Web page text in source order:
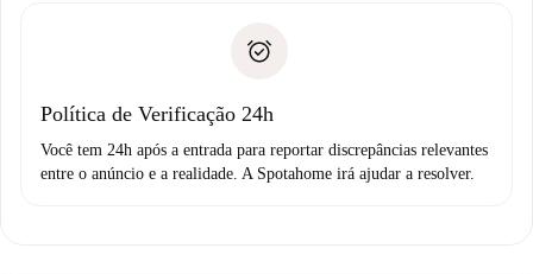
Débito direto bancário
não comunicar nenhum problema.
Política de Verificação 24h
Você tem 24h após a entrada para reportar discrepâncias relevantes
entre o anúncio e a realidade. A Spotahome irá ajudar a resolver.